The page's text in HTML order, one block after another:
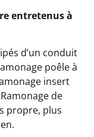
entretenus à
d’un conduit
poêle à
insert
de
propre, plus